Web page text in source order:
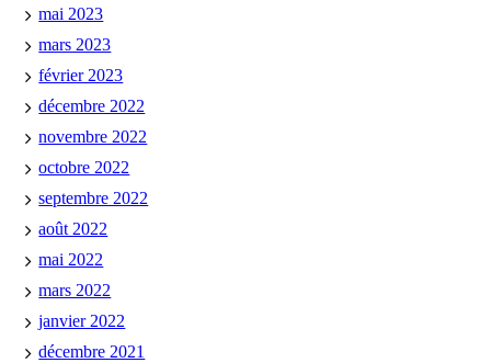
mai 2023
mars 2023
février 2023
décembre 2022
novembre 2022
octobre 2022
septembre 2022
août 2022
mai 2022
mars 2022
janvier 2022
décembre 2021